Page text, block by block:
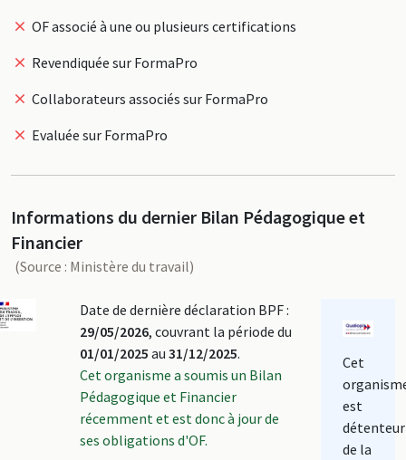
OF associé à une ou plusieurs certifications
Revendiquée sur FormaPro
Collaborateurs associés sur FormaPro
Evaluée sur FormaPro
Informations du dernier Bilan Pédagogique et
Financier
(Source : Ministère du travail)
Date de dernière déclaration BPF :
29/05/2026, couvrant la période du
01/01/2025 au 31/12/2025.
Cet organisme a soumis un Bilan
Pédagogique et Financier
récemment et est donc à jour de
ses obligations d'OF.
Cet
est
détenteur
de la